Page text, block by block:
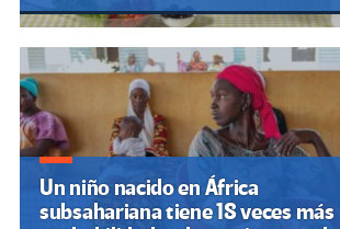
Un niño nacido en África
subsahariana tiene 18 veces más